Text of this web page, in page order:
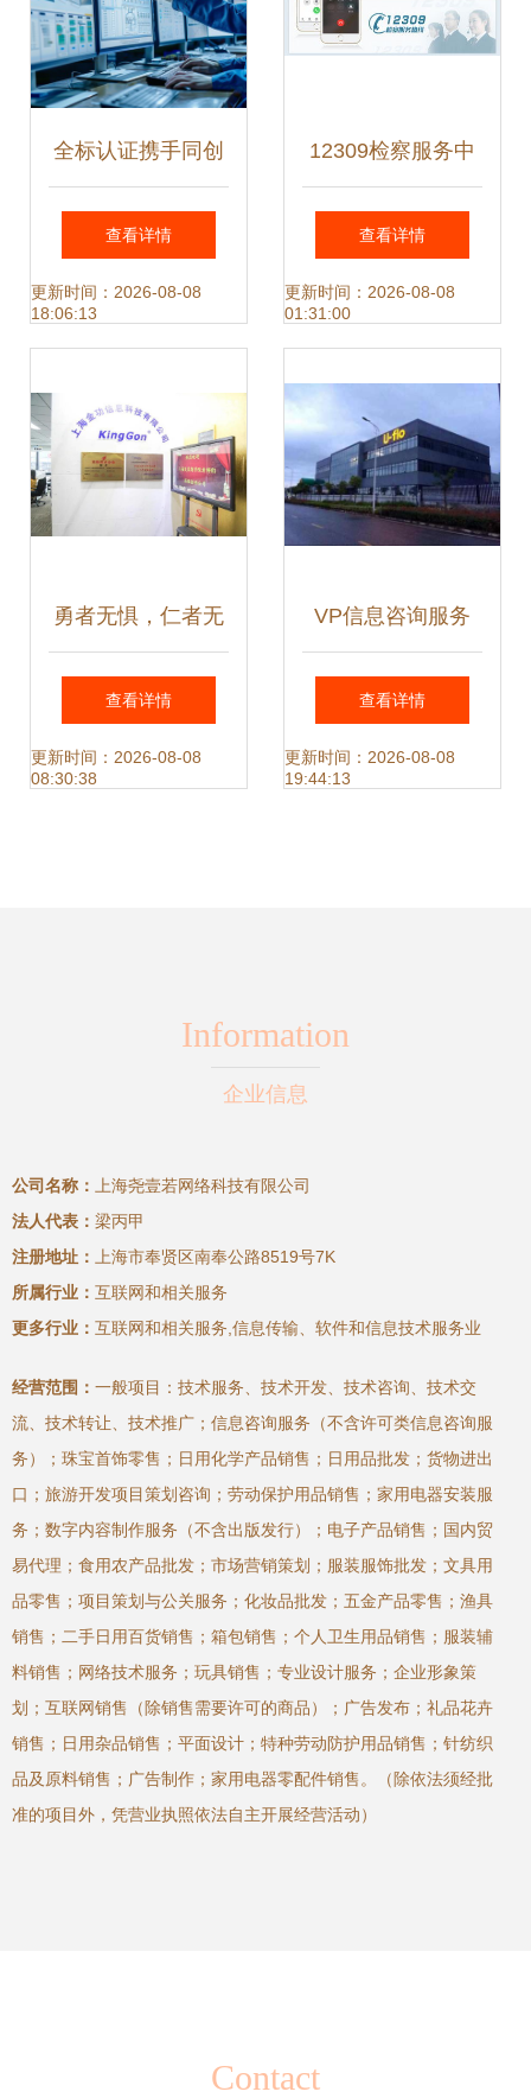
全标认证携手同创
云 六西格玛管理培
训与信息咨询服务
查看详情
更新时间：2026-08-08
18:06:13
12309检察服务中
心 一站式解决法律
咨询与案件信息查
查看详情
更新时间：2026-08-08
01:31:00
勇者无惧，仁者无
忧 专访ISC EMBA
3期、DBA 5期学员
查看详情
更新时间：2026-08-08
08:30:38
VP信息咨询服务
赋能决策，驱动企
业战略升级
查看详情
更新时间：2026-08-08
19:44:13
Information
企业信息
公司名称：
上海尧壹若网络科技有限公司
法人代表： 梁丙甲
注册地址：
上海市奉贤区南奉公路8519号7K
所属行业： 互联网和相关服务
更多行业： 互联网和相关服务,信息传输、软件和信息技术服务业
经营范围： 一般项目：技术服务、技术开发、技术咨询、技术交
流、技术转让、技术推广；信息咨询服务（不含许可类信息咨询服
务）；珠宝首饰零售；日用化学产品销售；日用品批发；货物进出
口；旅游开发项目策划咨询；劳动保护用品销售；家用电器安装服
务；数字内容制作服务（不含出版发行）；电子产品销售；国内贸
易代理；食用农产品批发；市场营销策划；服装服饰批发；文具用
品零售；项目策划与公关服务；化妆品批发；五金产品零售；渔具
销售；二手日用百货销售；箱包销售；个人卫生用品销售；服装辅
料销售；网络技术服务；玩具销售；专业设计服务；企业形象策
划；互联网销售（除销售需要许可的商品）；广告发布；礼品花卉
销售；日用杂品销售；平面设计；特种劳动防护用品销售；针纺织
品及原料销售；广告制作；家用电器零配件销售。（除依法须经批
准的项目外，凭营业执照依法自主开展经营活动）
Contact